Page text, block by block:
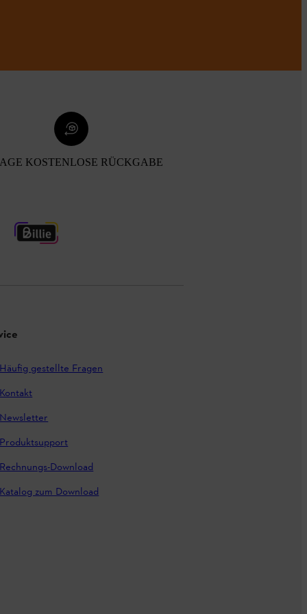
KOSTENLOSE RÜCKGABE
Häufig gestellte Fragen
Kontakt
Newsletter
Produktsupport
Rechnungs-Download
Katalog zum Download